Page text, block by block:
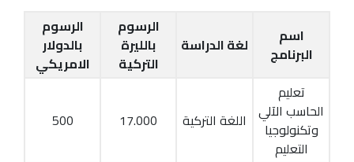
اسم
البرنامج
لغة الدراسة
الرسوم
بالليرة
التركية
الرسوم
بالدولار
الامريكي
تعليم
الحاسب الآلي
وتكنولوجيا
التعليم
اللغة التركية 17.000
500